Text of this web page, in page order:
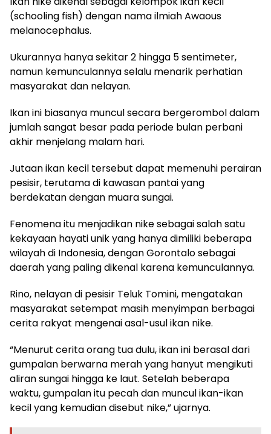
(schooling fish) dengan nama ilmiah Awaous
melanocephalus.
Ukurannya hanya sekitar 2 hingga 5 sentimeter,
namun kemunculannya selalu menarik perhatian
masyarakat dan nelayan.
Ikan ini biasanya muncul secara bergerombol dalam
jumlah sangat besar pada periode bulan perbani
akhir menjelang malam hari.
Jutaan ikan kecil tersebut dapat memenuhi perairan
pesisir, terutama di kawasan pantai yang
berdekatan dengan muara sungai.
Fenomena itu menjadikan nike sebagai salah satu
kekayaan hayati unik yang hanya dimiliki beberapa
wilayah di Indonesia, dengan Gorontalo sebagai
daerah yang paling dikenal karena kemunculannya.
Rino, nelayan di pesisir Teluk Tomini, mengatakan
masyarakat setempat masih menyimpan berbagai
cerita rakyat mengenai asal-usul ikan nike.
“Menurut cerita orang tua dulu, ikan ini berasal dari
gumpalan berwarna merah yang hanyut mengikuti
aliran sungai hingga ke laut. Setelah beberapa
waktu, gumpalan itu pecah dan muncul ikan-ikan
kecil yang kemudian disebut nike,” ujarnya.